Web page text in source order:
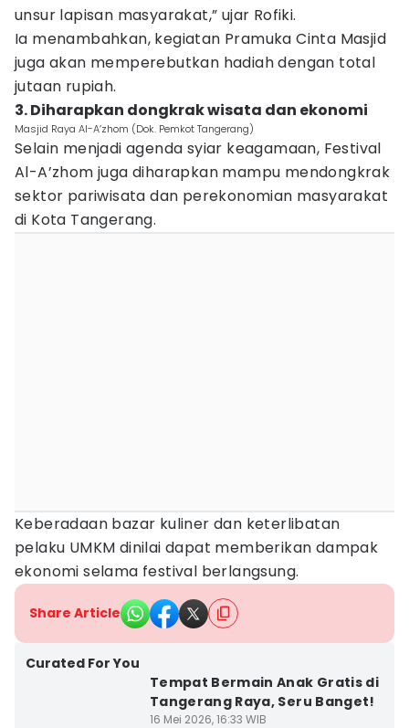
unsur lapisan masyarakat,” ujar Rofiki.
Ia menambahkan, kegiatan Pramuka Cinta Masjid
juga akan memperebutkan hadiah dengan total
jutaan rupiah.
3. Diharapkan dongkrak wisata dan ekonomi
Masjid Raya Al-A’zhom (Dok. Pemkot Tangerang)
Selain menjadi agenda syiar keagamaan, Festival
Al-A’zhom juga diharapkan mampu mendongkrak
sektor pariwisata dan perekonomian masyarakat
di Kota Tangerang.
Keberadaan bazar kuliner dan keterlibatan
pelaku UMKM dinilai dapat memberikan dampak
ekonomi selama festival berlangsung.
Share Article
Curated For You
Tempat Bermain Anak Gratis di
Tangerang Raya, Seru Banget!
16 Mei 2026, 16:33 WIB